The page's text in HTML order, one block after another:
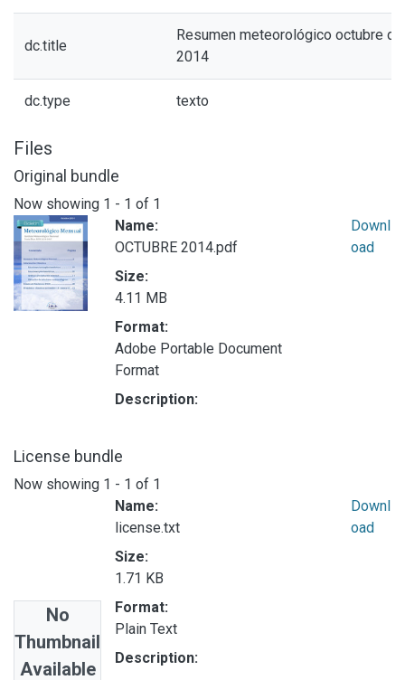
dc.title
Resumen meteorológico octubre
2014
dc.type texto
Files
Original bundle
Now showing 1 - 1 of 1
Name:
OCTUBRE 2014.pdf
Size:
4.11 MB
Format:
Adobe Portable Document
Format
Description:
Downl
oad
License bundle
Now showing 1 - 1 of 1
No
Thumbnail
Available
Name:
license.txt
Size:
1.71 KB
Format:
Plain Text
Description:
Downl
oad